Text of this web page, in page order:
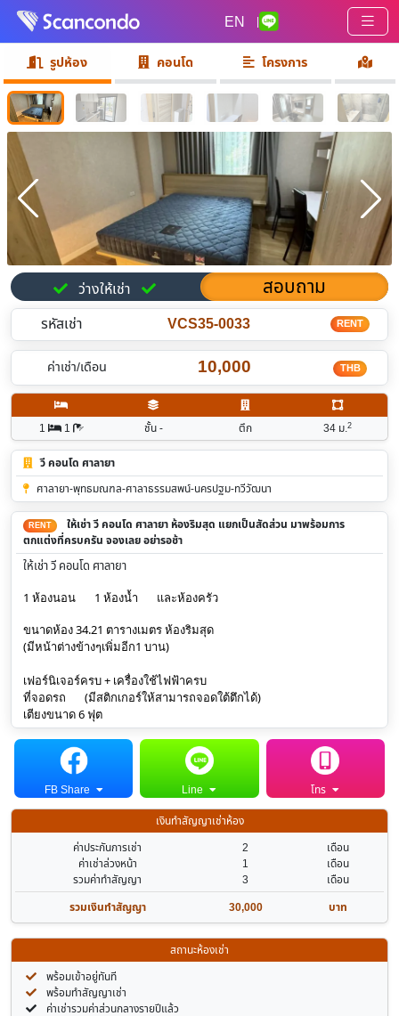
EN |
รูปห้อง คอนโด โครงการ
ว่างให้เช่า สอบถาม
รหัสเช่า VCS35-0033 RENT
ค่าเช่า/เดือน 10,000 THB
1 1 ชั้น - ตึก 34 ม.2
วี คอนโด ศาลายา
ศาลายา-พุทธมณฑล-ศาลาธรรมสพน์-นครปฐม-ทวีวัฒนา
RENT
ให้เช่า วี คอนโด ศาลายา ห้องริมสุด แยกเป็นสัดส่วน มาพร้อมการ
ตกแต่งที่ครบครัน จองเลย อย่ารอช้า
ให้เช่า วี คอนโด ศาลายา
1 ห้องนอน 1 ห้องน้ำ
และห้องครัว
ขนาดห้อง 34.21 ตารางเมตร ห้องริมสุด
(มีหน้าต่างข้างๆเพิ่มอีก1 บาน)
เฟอร์นิเจอร์ครบ + เครื่องใช้ไฟฟ้าครบ
ที่จอดรถ
(มีสติกเกอร์ให้สามารถจอดใต้ตึกได้)
เตียงขนาด 6 ฟุต
FB Share Line
โทร
เงินทำสัญญาเช่าห้อง
ค่าประกันการเช่า
2
เดือน
ค่าเช่าล่วงหน้า
1
เดือน
รวมค่าทำสัญญา
3
เดือน
รวมเงินทำสัญญา
30,000 บาท
สถานะห้องเช่า
พร้อมเข้าอยู่ทันที
พร้อมทำสัญญาเช่า
ค่าเช่ารวมค่าส่วนกลางรายปีแล้ว